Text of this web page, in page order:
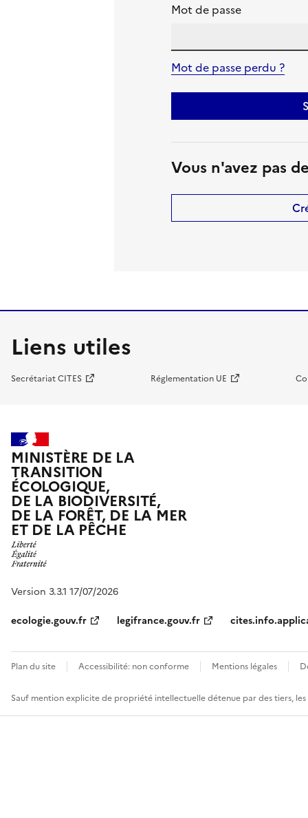
Mot de passe
Mot de passe perdu ?
Vous n'avez pas
Liens utiles
Secrétariat CITES Réglementation UE
MINISTÈRE DE LA
TRANSITION
ÉCOLOGIQUE,
DE LA BIODIVERSITÉ,
DE LA FORÊT, DE LA MER
ET DE LA PÊCHE
Version 3.3.1 17/07/2026
ecologie.gouv.fr
legifrance.gouv.fr
Plan du site Accessibilité: non conforme Mentions légales
Sauf mention explicite de propriété intellectuelle détenue par des tiers,